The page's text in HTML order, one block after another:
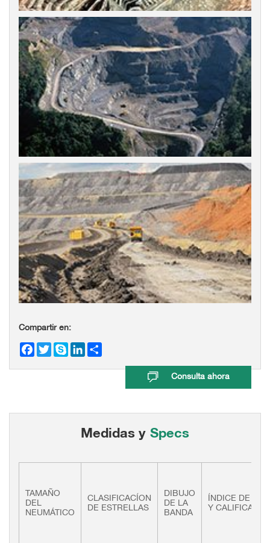
Compartir en:
Facebook
TwitterSkypeLinkedIn
Consulta ahora
Medidas y Specs
TAMAÑO
DEL
NEUMÁTICO
CLASIFICACÍON
DE ESTRELLAS
DIBUJO
DE LA
BANDA
ÍNDICE DE
Y